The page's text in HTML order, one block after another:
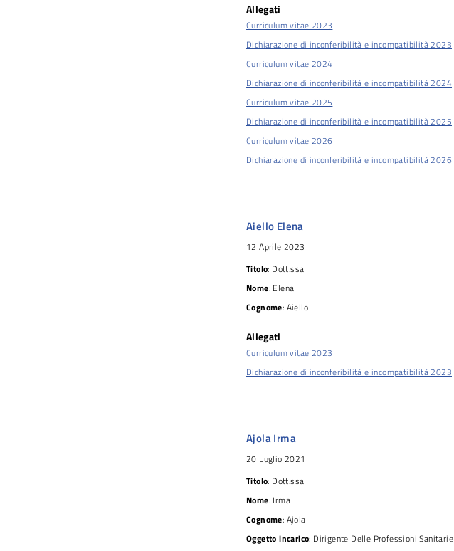
Allegati
Curriculum vitae 2023
Dichiarazione di inconferibilità e incompatibilità 2023
Curriculum vitae 2024
Dichiarazione di inconferibilità e incompatibilità 2024
Curriculum vitae 2025
Dichiarazione di inconferibilità e incompatibilità 2025
Curriculum vitae 2026
Dichiarazione di inconferibilità e incompatibilità 2026
Aiello Elena
12 Aprile 2023
Titolo: Dott.ssa
Nome: Elena
Cognome: Aiello
Allegati
Curriculum vitae 2023
Dichiarazione di inconferibilità e incompatibilità 2023
Ajola Irma
20 Luglio 2021
Titolo: Dott.ssa
Nome: Irma
Cognome: Ajola
Oggetto incarico: Dirigente Delle Professioni Sanitarie